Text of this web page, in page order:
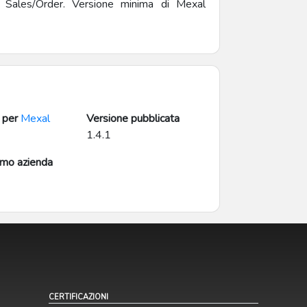
bancario viene adesso inserito nelle
documento da pagare non valido”
Order. Versione minima di Mexal
Mexal
Versione pubblicata
1.4.1
azienda
CERTIFICAZIONI